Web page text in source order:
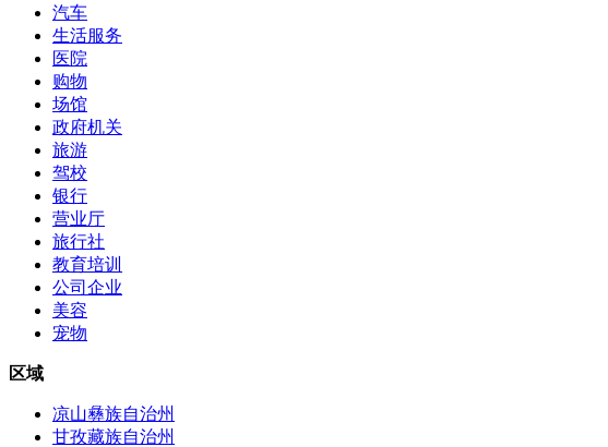
汽车
生活服务
医院
购物
场馆
政府机关
旅游
驾校
银行
营业厅
旅行社
教育培训
公司企业
美容
宠物
区域
凉山彝族自治州
甘孜藏族自治州